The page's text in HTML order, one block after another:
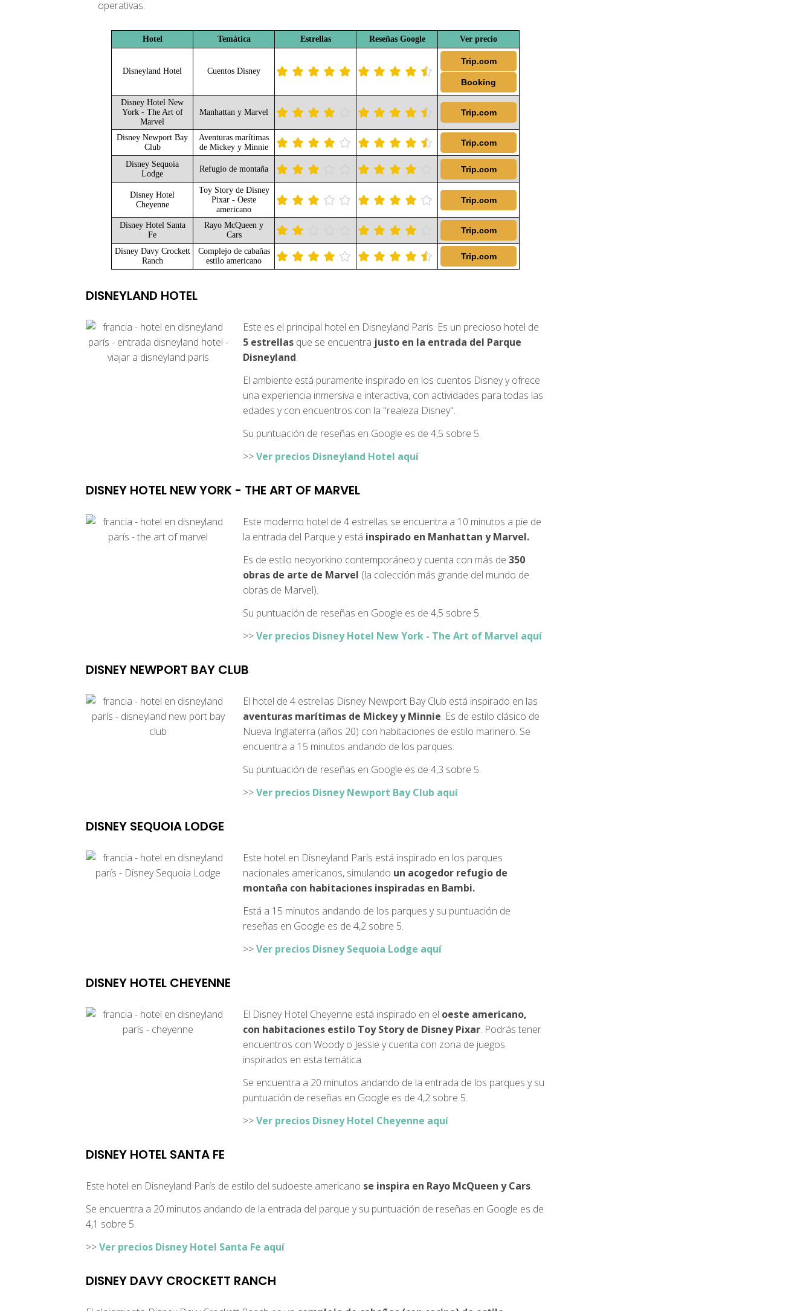
operativas.
Hotel Temática Estrellas Reseñas Google Ver precio
Disneyland Hotel Cuentos Disney
Trip.com
Booking
Disney Hotel New
York - The Art of
Marvel
Manhattan y Marvel Trip.com
Disney Newport Bay
Club
Aventuras marítimas
de Mickey y Minnie
Trip.com
Disney Sequoia
Lodge
Refugio de montaña Trip.com
Disney Hotel
Cheyenne
Toy Story de Disney
Pixar - Oeste
americano
Trip.com
Disney Hotel Santa
Fe
Rayo McQueen y
Cars
Trip.com
Disney Davy Crockett
Ranch
Complejo de cabañas
estilo americano
Trip.com
DISNEYLAND HOTEL
Este es el principal hotel en Disneyland París. Es un precioso hotel de
5 estrellasque se encuentra justo en la entrada del Parque
Disneyland.
El ambiente está puramente inspirado en los cuentos Disney y ofrece
una experiencia inmersiva e interactiva, con actividades para todas las
edades y con encuentros con la "realeza Disney".
Su puntuación de reseñas en Google es de 4,5 sobre 5.
>>Ver precios Disneyland Hotel aquí
DISNEY HOTEL NEW YORK - THE ART OF MARVEL
Este moderno hotel de 4 estrellas se encuentra a 10 minutos a pie de
la entrada del Parque y está inspirado en Manhattan y Marvel.
Es de estilo neoyorkino contemporáneo y cuenta con más de 350
obras de arte de Marvel (la colección más grande del mundo de
obras de Marvel).
Su puntuación de reseñas en Google es de 4,5 sobre 5.
>>Ver precios Disney Hotel New York - The Art of Marvel aquí
DISNEY NEWPORT BAY CLUB
El hotel de 4 estrellas Disney Newport Bay Club está inspirado en las
aventuras marítimas de Mickey y Minnie. Es de estilo clásico de
Nueva Inglaterra (años 20) con habitaciones de estilo marinero. Se
encuentra a 15 minutos andando de los parques.
Su puntuación de reseñas en Google es de 4,3 sobre 5.
>>Ver precios Disney Newport Bay Club aquí
DISNEY SEQUOIA LODGE
Este hotel en Disneyland París está inspirado en los parques
nacionales americanos, simulando un acogedor refugio de
montaña con habitaciones inspiradas en Bambi.
Está a 15 minutos andando de los parques y su puntuación de
reseñas en Google es de 4,2 sobre 5.
>>Ver precios Disney Sequoia Lodge aquí
DISNEY HOTEL CHEYENNE
El Disney Hotel Cheyenne está inspirado en el oeste americano,
con habitaciones estilo Toy Story de Disney Pixar. Podrás tener
encuentros con Woody o Jessie y cuenta con zona de juegos
inspirados en esta temática.
Se encuentra a 20 minutos andando de la entrada de los parques y su
puntuación de reseñas en Google es de 4,2 sobre 5.
>>Ver precios Disney Hotel Cheyenne aquí
DISNEY HOTEL SANTA FE
Este hotel en Disneyland París de estilo del sudoeste americano se inspira en Rayo McQueen y Cars.
Se encuentra a 20 minutos andando de la entrada del parque y su puntuación de reseñas en Google es de
4,1 sobre 5.
>>Ver precios Disney Hotel Santa Fe aquí
DISNEY DAVY CROCKETT RANCH